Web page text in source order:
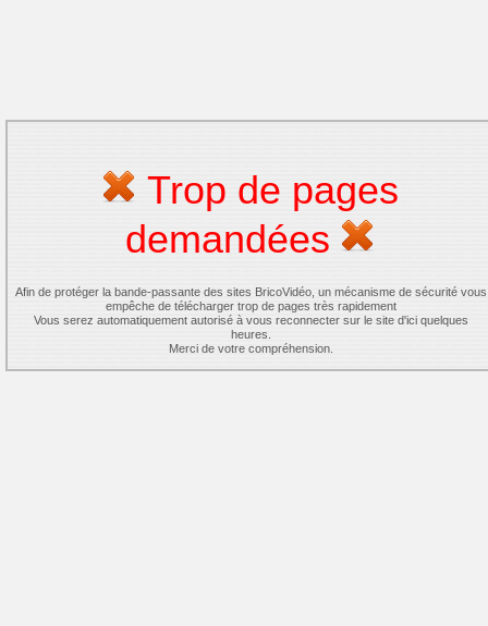
Trop de pages
demandées
Afin de protéger la bande-passante des sites BricoVidéo, un mécanisme de sécurité vous
empêche de télécharger trop de pages très rapidement
Vous serez automatiquement autorisé à vous reconnecter sur le site d'ici quelques
heures.
Merci de votre compréhension.